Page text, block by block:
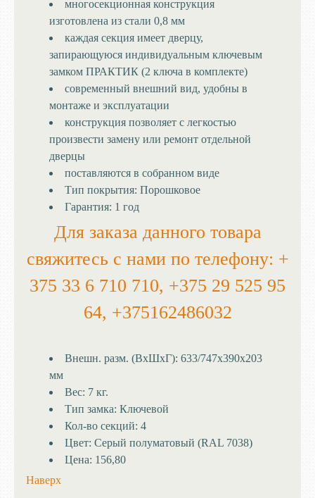
многосекционная конструкция
изготовлена из стали 0,8 мм
каждая секция имеет дверцу,
запирающуюся индивидуальным ключевым
замком ПРАКТИК (2 ключа в комплекте)
современный внешний вид, удобны в
монтаже и эксплуатации
конструкция позволяет с легкостью
произвести замену или ремонт отдельной
дверцы
поставляются в собранном виде
Тип покрытия: Порошковое
Гарантия: 1 год
Для заказа данного товара
свяжитесь с нами по телефону: +
375 33 6 710 710, +375 29 525 95
64, +375162486032
Внешн. разм. (ВхШхГ): 633/747x390x203
мм
Вес: 7 кг.
Тип замка: Ключевой
Кол-во секций: 4
Цвет: Cерый полуматовый (RAL 7038)
Цена: 156,80
Наверх